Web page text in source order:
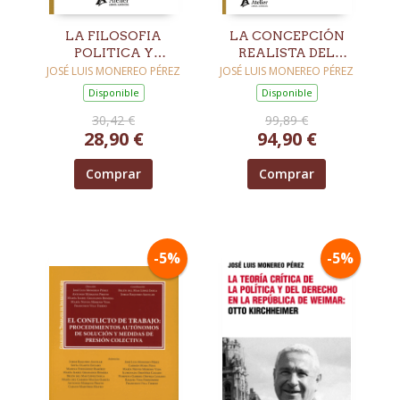
LA FILOSOFIA
POLITICA Y
CULTURAL EN LA
CRISIS DE LA
MODERNIDAD
JOSÉ LUIS MONEREO PÉREZ
Disponible
30,42 €
28,90 €
Comprar
LA CONCEPCIÓN
REALISTA DEL
DERECHO
JOSÉ LUIS MONEREO PÉREZ
Disponible
99,89 €
94,90 €
Comprar
-5% -5%